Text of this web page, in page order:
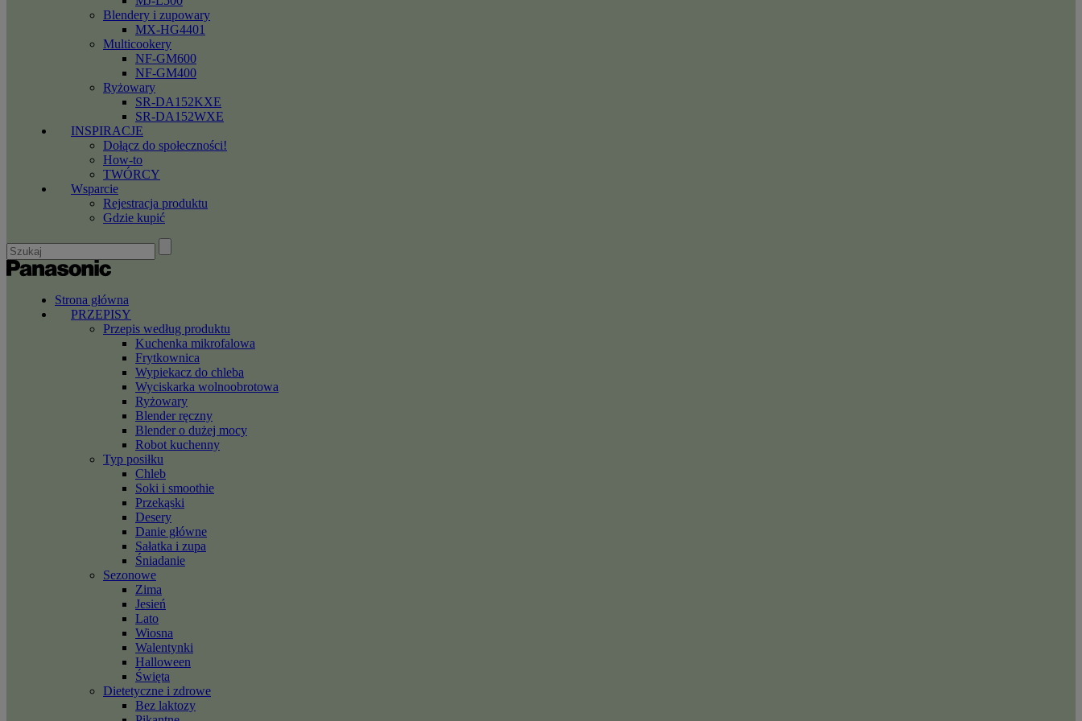
Blendery i zupowary
MX-HG4401
Multicookery
NF-GM600
NF-GM400
Ryżowary
SR-DA152KXE
SR-DA152WXE
INSPIRACJE
Dołącz do społeczności!
How-to
TWÓRCY
Wsparcie
Rejestracja produktu
Gdzie kupić
Strona główna
PRZEPISY
Przepis według produktu
Kuchenka mikrofalowa
Frytkownica
Wypiekacz do chleba
Wyciskarka wolnoobrotowa
Ryżowary
Blender ręczny
Blender o dużej mocy
Robot kuchenny
Typ posiłku
Chleb
Soki i smoothie
Przekąski
Desery
Danie główne
Sałatka i zupa
Śniadanie
Sezonowe
Zima
Jesień
Lato
Wiosna
Walentynki
Halloween
Święta
Dietetyczne i zdrowe
Bez laktozy